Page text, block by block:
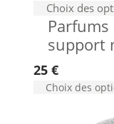
Choix des
support
25€
Choix des